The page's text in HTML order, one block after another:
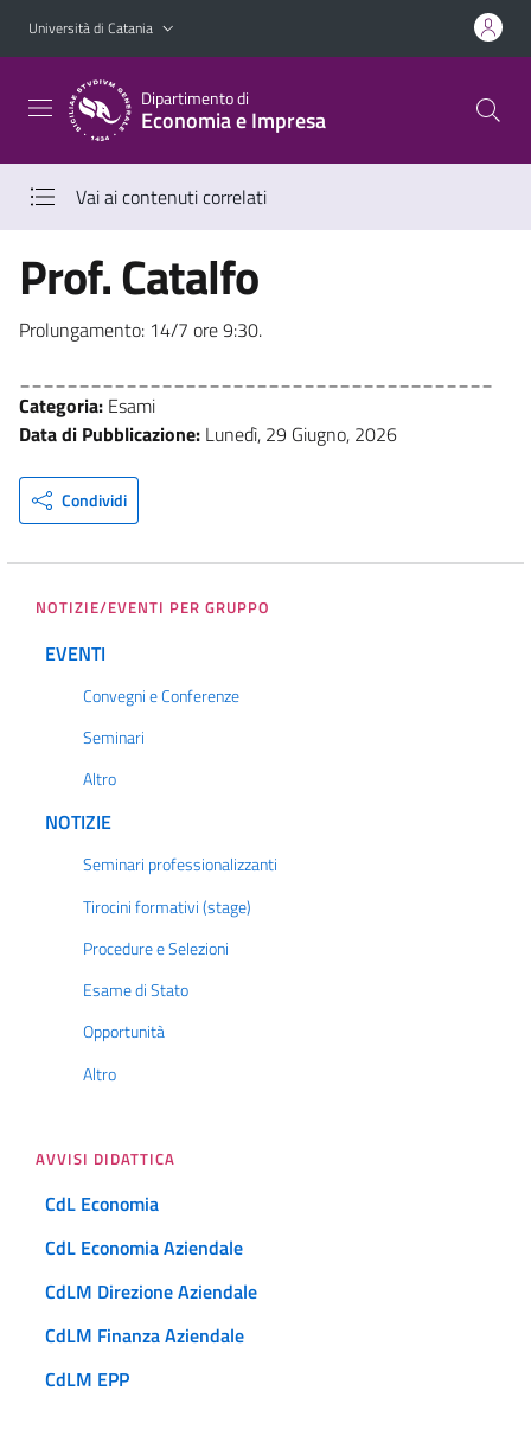
Vai al contenuto principale
Vai al menu di navigazione
Università di Catania
Dipartimento di
Economia e Impresa
Vai ai contenuti correlati
Prof. Catalfo
Prolungamento: 14/7 ore 9:30.
Categoria: Esami
Data di Pubblicazione: Lunedì, 29 Giugno, 2026
Condividi
NOTIZIE/EVENTI PER GRUPPO
EVENTI
Convegni e Conferenze
Seminari
Altro
NOTIZIE
Seminari professionalizzanti
Tirocini formativi (stage)
Procedure e Selezioni
Esame di Stato
Opportunità
Altro
AVVISI DIDATTICA
CdL Economia
CdL Economia Aziendale
CdLM Direzione Aziendale
CdLM Finanza Aziendale
CdLM EPP